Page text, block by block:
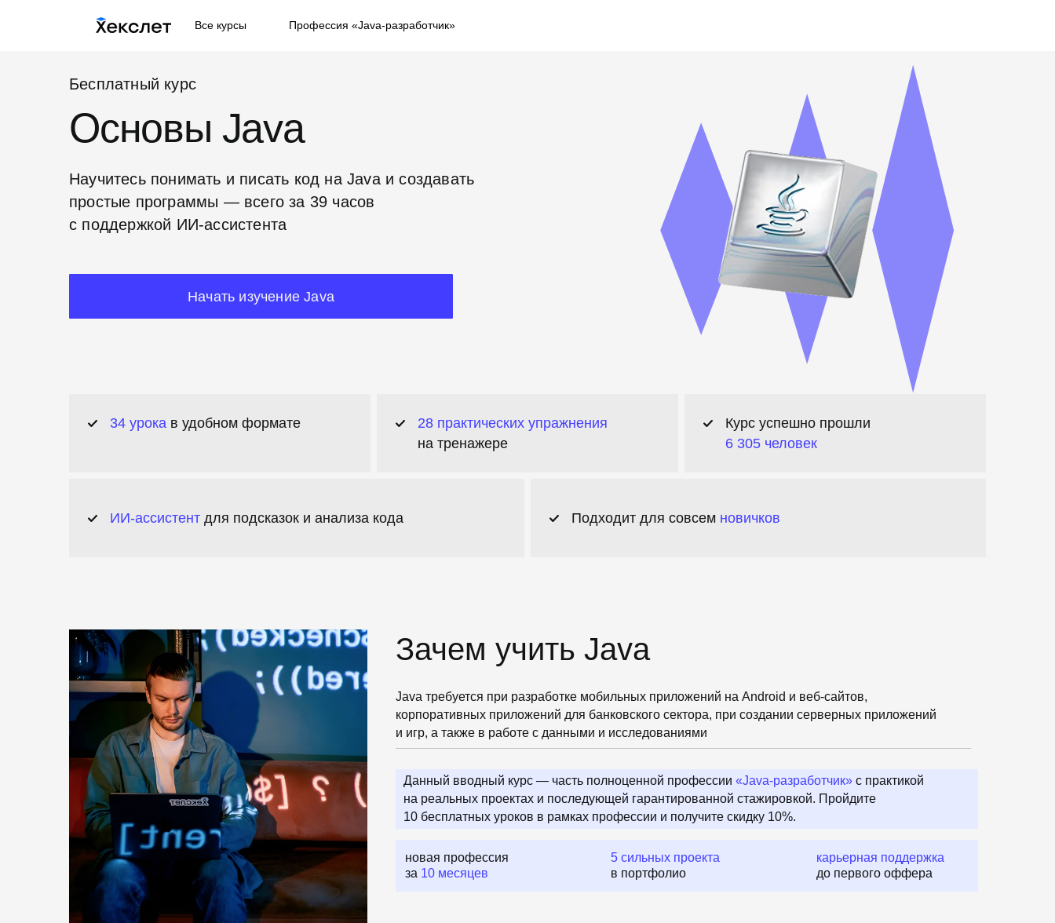
Все курсы Профессия «Java-разработчик»
Бесплатный курс
Основы Java
Научитесь понимать и писать код на Java и создавать
простые программы — всего за 39 часов
с поддержкой ИИ-ассистента
Начать изучение Java
ИИ-ассистент для подсказок и анализа кода
34 урока в удобном формате
28 практических упражнения
на тренажере
Подходит для совсем новичков
Курс успешно прошли
6 305 человек
новая профессия
за 10 месяцев
5 сильных проекта
в портфолио
карьерная поддержка
до первого оффера
Данный вводный курс — часть полноценной профессии «Java‑разработчик» с практикой
на реальных проектах и последующей гарантированной стажировкой. Пройдите
10 бесплатных уроков в рамках профессии и получите скидку 10%.
Зачем учить Java
Java требуется при разработке мобильных приложений на Android и веб-сайтов,
корпоративных приложений для банковского сектора, при создании серверных приложений
и игр, а также в работе с данными и исследованиями